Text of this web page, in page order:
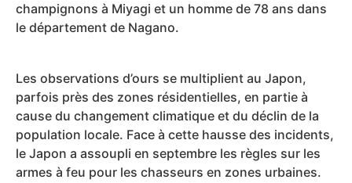
champignons à Miyagi et un homme de 78 ans dans
le département de Nagano.
Les observations d’ours se multiplient au Japon,
parfois près des zones résidentielles, en partie à
cause du changement climatique et du déclin de la
population locale. Face à cette hausse des incidents,
le Japon a assoupli en septembre les règles sur les
armes à feu pour les chasseurs en zones urbaines.